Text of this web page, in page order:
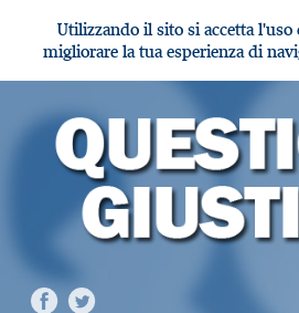
Utilizzando il sito si accetta
migliorare la tua esperienza di